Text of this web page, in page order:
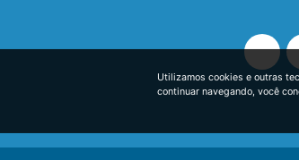
Utilizamos cookies e outras
continuar navegando, você